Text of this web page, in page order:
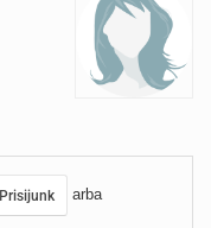
Prisijunk arba